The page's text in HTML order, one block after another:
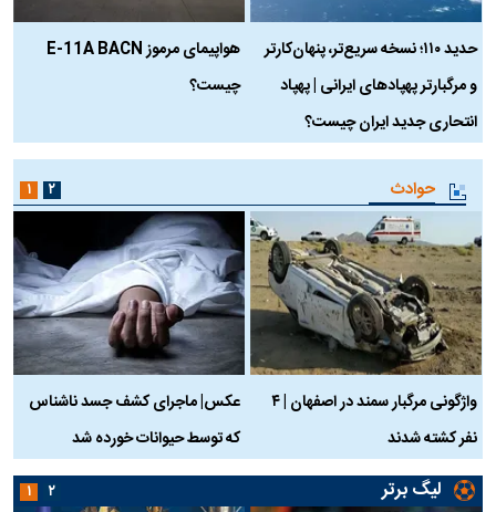
حدید ۱۱۰؛ نسخه سریع‌تر، پنهان‌کارتر
و مرگبارتر پهپادهای ایرانی | پهپاد
انتحاری جدید ایران چیست؟
هواپیمای مرموز E-11A BACN
چیست؟
حوادث
واژگونی مرگبار سمند در اصفهان | ۴
نفر کشته شدند
عکس| ماجرای کشف جسد ناشناس
که توسط حیوانات خورده شد
۱ ۲
لیگ برتر ۱ ۲